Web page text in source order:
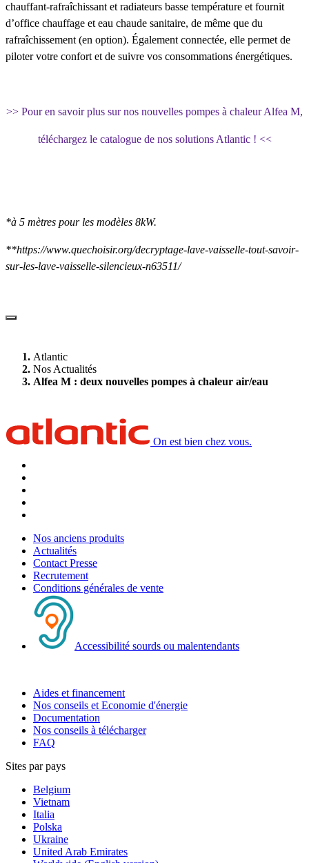
chauffant-rafraîchissant et radiateurs basse température et fournit
d’office chauffage et eau chaude sanitaire, de même que du
rafraîchissement (en option). Également connectée, elle permet de
piloter votre confort et de suivre vos consommations énergétiques.
>> Pour en savoir plus sur nos nouvelles pompes à chaleur Alfea M,
téléchargez le catalogue de nos solutions Atlantic ! <<
*à 5 mètres pour les modèles 8kW.
**https://www.quechoisir.org/decryptage-lave-vaisselle-tout-savoir-
sur-les-lave-vaisselle-silencieux-n63511/
Atlantic
Nos Actualités
Alfea M : deux nouvelles pompes à chaleur air/eau
On est bien chez vous.
Nos anciens produits
Actualités
Contact Presse
Recrutement
Conditions générales de vente
Accessibilité sourds ou malentendants
Aides et financement
Nos conseils et Economie d'énergie
Documentation
Nos conseils à télécharger
FAQ
Sites par pays
Belgium
Vietnam
Italia
Polska
Ukraine
United Arab Emirates